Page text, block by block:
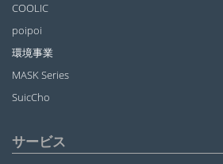
COOLIC
poipoi
環境事業
MASK Series
SuicCho
サービス